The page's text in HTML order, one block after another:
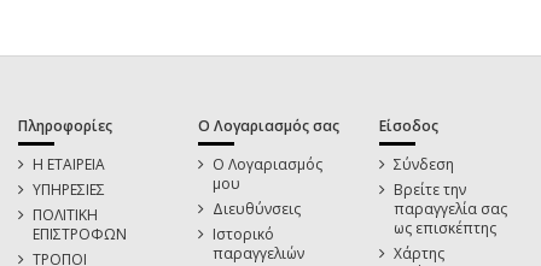
Πληροφορίες
Η ΕΤΑΙΡΕΙΑ
ΥΠΗΡΕΣΙΕΣ
ΠΟΛΙΤΙΚΗ
ΕΠΙΣΤΡΟΦΩΝ
ΤΡΟΠΟΙ
Ο Λογαριασμός σας
Ο Λογαριασμός
μου
Διευθύνσεις
Ιστορικό
παραγγελιών
Είσοδος
Σύνδεση
Βρείτε την
παραγγελία σας
ως επισκέπτης
Χάρτης